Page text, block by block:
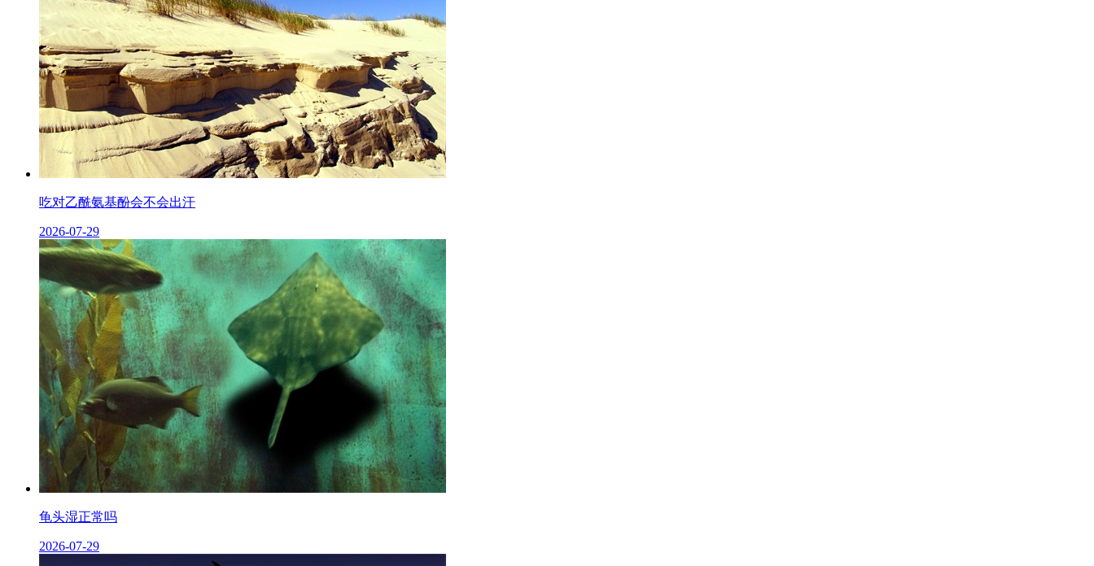
吃对乙酰氨基酚会不会出汗
2026-07-29
龟头湿正常吗
2026-07-29